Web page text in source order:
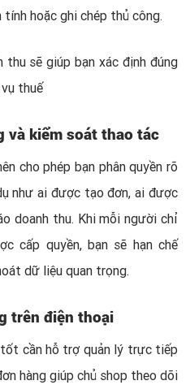
hoặc ghi chép thủ công.
sẽ giúp bạn xác định đúng
thuế
và kiểm soát thao tác
cho phép bạn phân quyền rõ
như ai được tạo đơn, ai được
doanh thu. Khi mỗi người chỉ
cấp quyền, bạn sẽ hạn chế
dữ liệu quan trọng.
trên điện thoại
tốt cần hỗ trợ quản lý trực tiếp
hàng giúp chủ shop theo dõi